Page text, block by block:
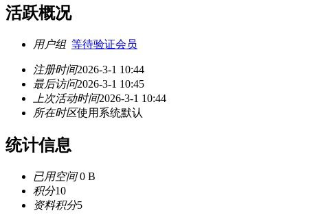
活跃概况
用户组 等待验证会员
注册时间2026-3-1 10:44
最后访问2026-3-1 10:45
上次活动时间2026-3-1 10:44
所在时区使用系统默认
统计信息
已用空间0 B
积分10
资料积分5